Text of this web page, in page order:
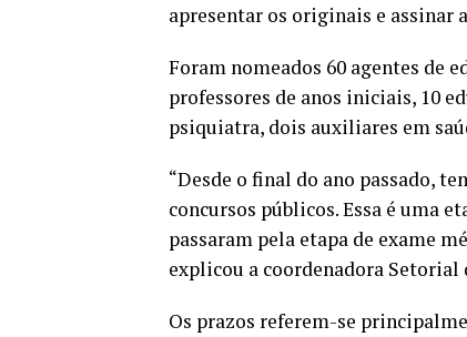
apresentar os originais e assinar
Foram nomeados 60 agentes de
professores de anos iniciais, 10
psiquiatra, dois auxiliares em
“Desde o final do ano passado,
concursos públicos. Essa é uma
passaram pela etapa de exame
explicou a coordenadora
Os prazos referem-se